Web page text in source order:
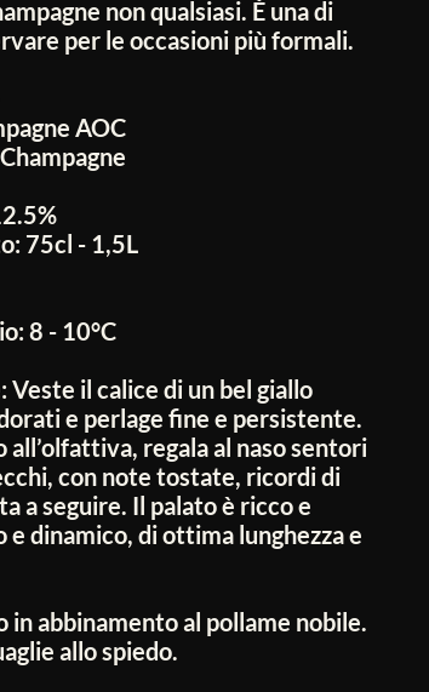
non qualsiasi. È una di
per le occasioni più formali.
AOC
75cl - 1,5L
8 - 10°C
Veste il calice di un bel giallo
e perlage fine e persistente.
all’olfattiva, regala al naso sentori
con note tostate, ricordi di
a seguire. Il palato è ricco e
dinamico, di ottima lunghezza e
in abbinamento al pollame nobile.
allo spiedo.